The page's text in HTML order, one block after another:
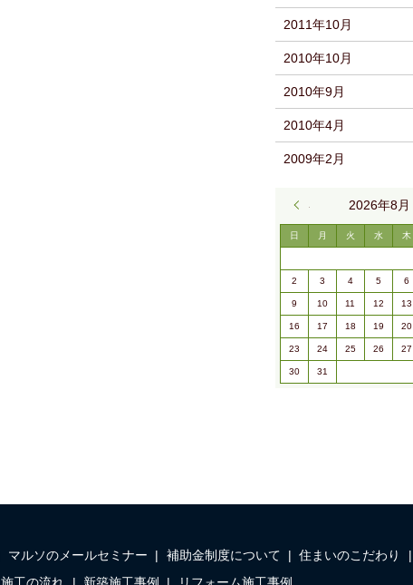
2011年10月
2010年10月
2010年9月
2010年4月
2009年2月
2026年8月
日 月 火 水 木
2 3 4 5 6
9 10 11 12 13
16 17 18 19 20
23 24 25 26 27
30 31
マルソのメールセミナー 補助金制度について 住まいのこだわり